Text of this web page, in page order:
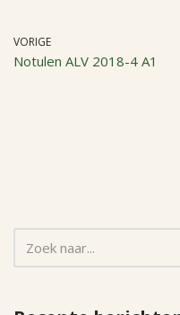
VORIGE
Notulen ALV 2018-4 A1